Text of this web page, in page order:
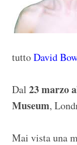
tuttoDavid
Dal 23 marzo
Museum,
Mai vista una